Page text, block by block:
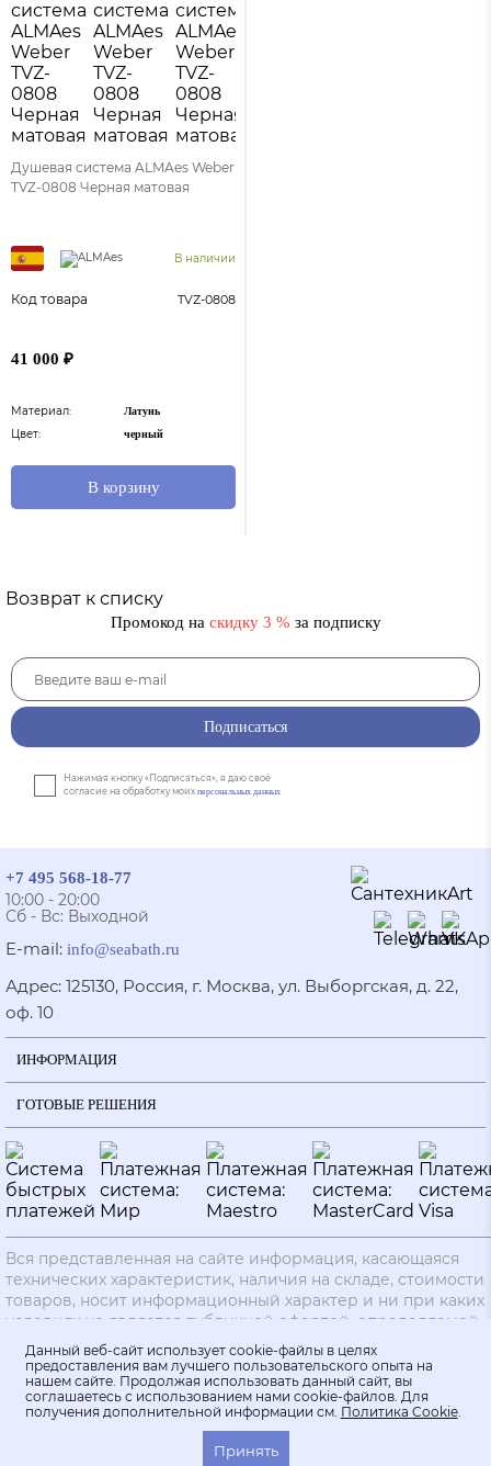
Душевая система ALMAes Weber
TVZ-0808 Черная матовая
В наличии
Код товара TVZ-0808
41 000 ₽
Материал: Латунь
Цвет: черный
В корзину
Возврат к списку
Промокод на скидку 3 % за подписку
Подписаться
Нажимая кнопку «Подписаться», я даю своё
согласие на обработку моих персональных данных
ГОТОВЫЕ РЕШЕНИЯ
ИНФОРМАЦИЯ
+7 495 568-18-77
E-mail: info@seabath.ru
Адрес: 125130, Россия, г. Москва, ул. Выборгская, д. 22,
оф. 10
10:00 - 20:00
Сб - Вс: Выходной
Вся представленная на сайте информация, касающаяся
технических характеристик, наличия на складе, стоимости
товаров, носит информационный характер и ни при каких
условиях не является публичной офертой, определяемой
положениями ч.2 ст. 437 Гражданского кодекса РФ.
Производители вправе вносить изменения в
технические характеристики, внешний вид и
комплектацию товаров без предварительного
уведомления. Заказ считается действительным после
согласования с менеджером.
Данный веб-сайт использует cookie-файлы в целях
предоставления вам лучшего пользовательского опыта на
нашем сайте. Продолжая использовать данный сайт, вы
соглашаетесь с использованием нами cookie-файлов. Для
получения дополнительной информации см. Политика Cookie.
Принять